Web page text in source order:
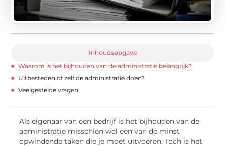
Inhoudsopgave
Waarom is het bijhouden van de administratie belangrijk?
Uitbesteden of zelf de administratie doen?
Veelgestelde vragen
Als eigenaar van een bedrijf is het bijhouden van de
administratie misschien wel een van de minst
opwindende taken die je moet uitvoeren. Toch is het